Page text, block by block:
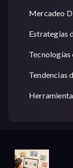
Mercadeo
Estrategias
Tecnologías
Tendencias